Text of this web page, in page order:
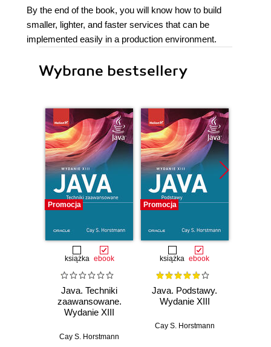
By the end of the book, you will know how to build
smaller, lighter, and faster services that can be
implemented easily in a production environment.
Wybrane bestsellery
Promocja
książka ebook
Java. Techniki
zaawansowane.
Wydanie XIII
Cay S. Horstmann
Promocja
książka ebook
Java. Podstawy.
Wydanie XIII
Cay S. Horstmann